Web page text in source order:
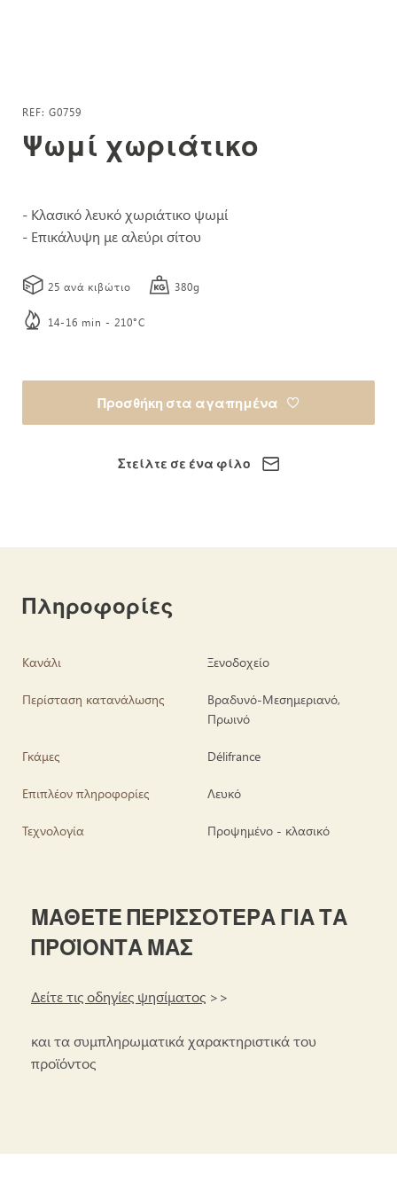
στην
αρχή
της
REF G0759
Ψωμί χωριάτικο
- Κλασικό λευκό χωριάτικο ψωμί
- Επικάλυψη με αλεύρι σίτου
25 ανά κιβώτιο 380g
14-16 min - 210°C
Προσθήκη στα αγαπημένα
Στείλτε σε ένα φίλο
Πληροφορίες
Κανάλι Ξενοδοχείο
Περίσταση κατανάλωσης
Βραδυνό-Μεσημεριανό,
Πρωινό
Γκάμες Délifrance
Επιπλέον πληροφορίες Λευκό
Τεχνολογία Προψημένο - κλασικό
ΜΑΘΕΤΕ ΠΕΡΙΣΣΟΤΕΡΑ ΓΙΑ ΤΑ
ΠΡΟΪΟΝΤΑ ΜΑΣ
Δείτε τις οδηγίες ψησίματος >>
και τα συμπληρωματικά χαρακτηριστικά του
προϊόντος